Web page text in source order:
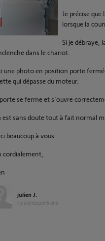
Je précise
lorsque la
Si je débraye,
dans le chariot.
une photo en position porte
qui dépasse du moteur.
se ferme et s'ouvre
est sans doute tout à fait normal
beaucoup à vous.
cordialement,
julien J.
il y a presque 6 ans